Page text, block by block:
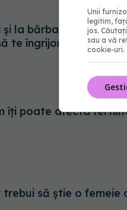
la bărbați, cauzele
te îngrijorezi
îți poate afecta
să știe o femeie
Unii
legitim,
jos.
sau a vă
cookie-uri.